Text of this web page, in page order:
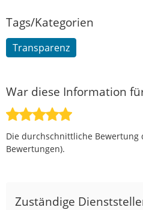
Tags/Kategorien
Transparenz
War diese Information
Die durchschnittliche Bewertung
Bewertungen).
Zuständige